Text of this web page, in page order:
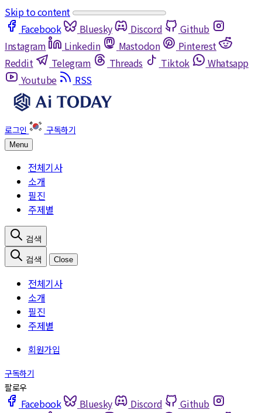
Skip to content
Facebook
Bluesky Discord
Github
Instagram
Linkedin Mastodon
Pinterest
Reddit
Telegram Threads Tiktok
Whatsapp
Youtube
RSS
Menu
전체기사
소개
필진
주제별
Close
전체기사
소개
필진
주제별
Facebook Bluesky Discord
Github